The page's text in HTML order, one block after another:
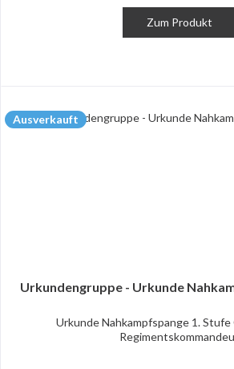
Zum Produkt
Ausverkauft
Urkundengruppe - Urkunde
Urkunde Nahkampfspange 1. Stufe